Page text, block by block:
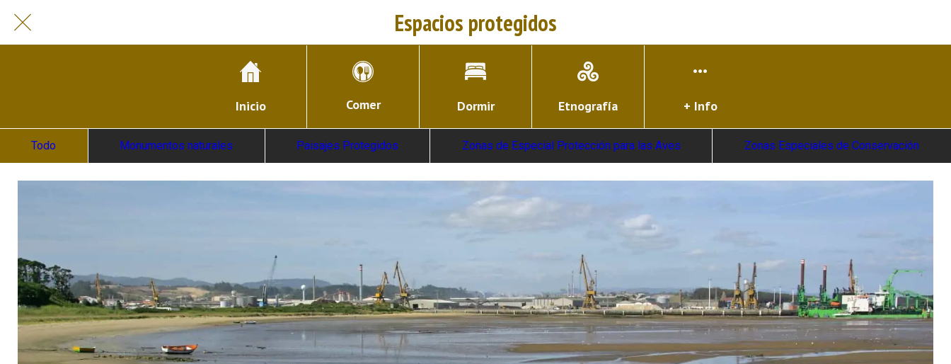
Espacios protegidos
Inicio Comer Dormir Etnografía + Info
Todo Monumentos naturales Paisajes Protegidos Zonas de Especial Protección para las Aves Zonas Especiales de Conservación